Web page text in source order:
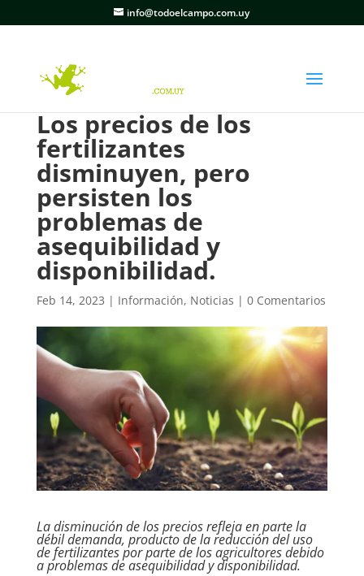
info@todoelcampo.com.uy
Los precios de los
fertilizantes
disminuyen, pero
persisten los
problemas de
asequibilidad y
disponibilidad.
Feb 14, 2023 | Información, Noticias | 0 Comentarios
La disminución de los precios refleja en parte la
débil demanda, producto de la reducción del uso
de fertilizantes por parte de los agricultores debido
a problemas de asequibilidad y disponibilidad.